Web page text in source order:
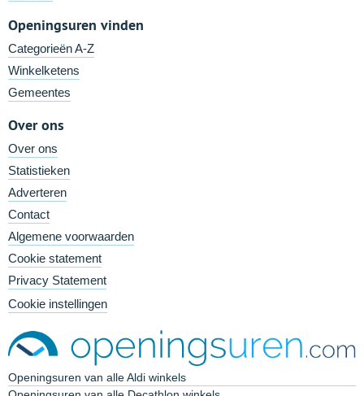
Openingsuren vinden
Categorieën A-Z
Winkelketens
Gemeentes
Over ons
Over ons
Statistieken
Adverteren
Contact
Algemene voorwaarden
Cookie statement
Privacy Statement
Cookie instellingen
Openingsuren van alle Aldi winkels